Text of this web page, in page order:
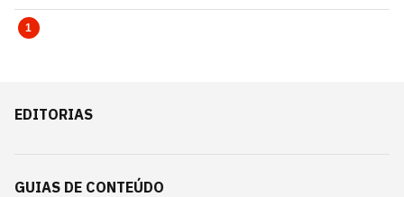
1
EDITORIAS
GUIAS DE CONTEÚDO